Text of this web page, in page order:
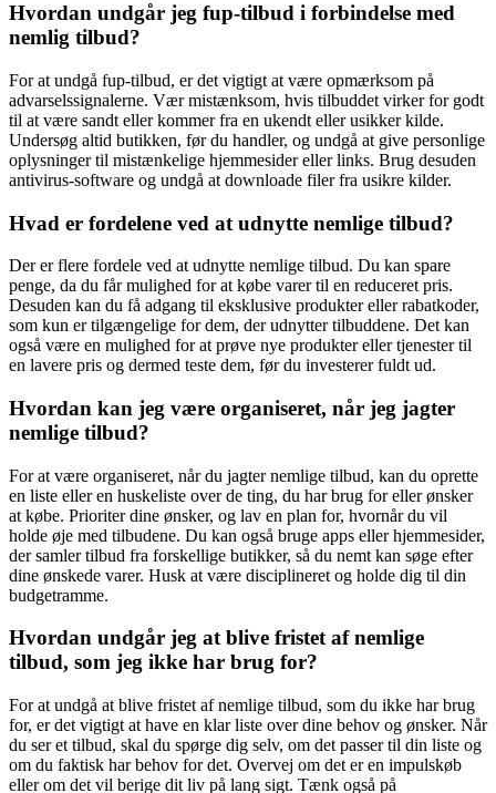
Hvordan undgår jeg fup-tilbud i forbindelse med
nemlig tilbud?
For at undgå fup-tilbud, er det vigtigt at være opmærksom på
advarselssignalerne. Vær mistænksom, hvis tilbuddet virker for godt
til at være sandt eller kommer fra en ukendt eller usikker kilde.
Undersøg altid butikken, før du handler, og undgå at give personlige
oplysninger til mistænkelige hjemmesider eller links. Brug desuden
antivirus-software og undgå at downloade filer fra usikre kilder.
Hvad er fordelene ved at udnytte nemlige tilbud?
Der er flere fordele ved at udnytte nemlige tilbud. Du kan spare
penge, da du får mulighed for at købe varer til en reduceret pris.
Desuden kan du få adgang til eksklusive produkter eller rabatkoder,
som kun er tilgængelige for dem, der udnytter tilbuddene. Det kan
også være en mulighed for at prøve nye produkter eller tjenester til
en lavere pris og dermed teste dem, før du investerer fuldt ud.
Hvordan kan jeg være organiseret, når jeg jagter
nemlige tilbud?
For at være organiseret, når du jagter nemlige tilbud, kan du oprette
en liste eller en huskeliste over de ting, du har brug for eller ønsker
at købe. Prioriter dine ønsker, og lav en plan for, hvornår du vil
holde øje med tilbudene. Du kan også bruge apps eller hjemmesider,
der samler tilbud fra forskellige butikker, så du nemt kan søge efter
dine ønskede varer. Husk at være disciplineret og holde dig til din
budgetramme.
Hvordan undgår jeg at blive fristet af nemlige
tilbud, som jeg ikke har brug for?
For at undgå at blive fristet af nemlige tilbud, som du ikke har brug
for, er det vigtigt at have en klar liste over dine behov og ønsker. Når
du ser et tilbud, skal du spørge dig selv, om det passer til din liste og
om du faktisk har behov for det. Overvej om det er en impulskøb
eller om det vil berige dit liv på lang sigt. Tænk også på